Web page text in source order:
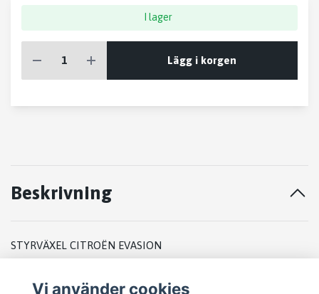
I lager
Lägg i korgen
Beskrivning
STYRVÄXEL CITROËN EVASION
Vi använder cookies